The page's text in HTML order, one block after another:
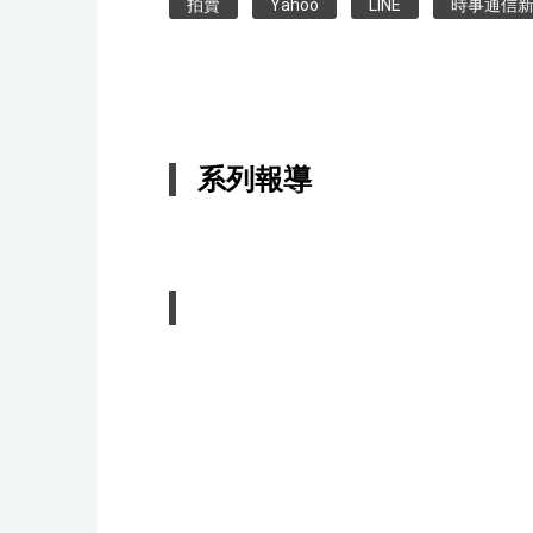
拍賣 Yahoo LINE 時事通信
系列報導